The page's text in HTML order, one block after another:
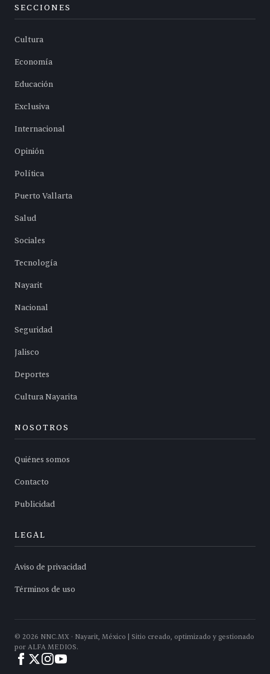
SECCIONES
Cultura
Economía
Educación
Exclusiva
Internacional
Opinión
Política
Puerto Vallarta
Salud
Sociales
Tecnología
Nayarit
Nacional
Seguridad
Jalisco
Deportes
Cultura Nayarita
NOSOTROS
Quiénes somos
Contacto
Publicidad
LEGAL
Aviso de privacidad
Términos de uso
© 2026 NNC.MX · Nayarit, México | Sitio creado, optimizado y gestionado
por ALFA MEDIOS.